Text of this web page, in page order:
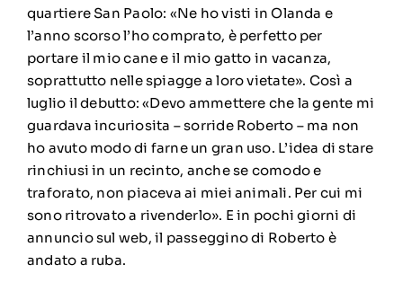
quartiere San Paolo: «Ne ho visti in Olanda e
l’anno scorso l’ho comprato, è perfetto per
portare il mio cane e il mio gatto in vacanza,
soprattutto nelle spiagge a loro vietate». Così a
luglio il debutto: «Devo ammettere che la gente mi
guardava incuriosita – sorride Roberto – ma non
ho avuto modo di farne un gran uso. L’idea di stare
rinchiusi in un recinto, anche se comodo e
traforato, non piaceva ai miei animali. Per cui mi
sono ritrovato a rivenderlo». E in pochi giorni di
annuncio sul web, il passeggino di Roberto è
andato a ruba.